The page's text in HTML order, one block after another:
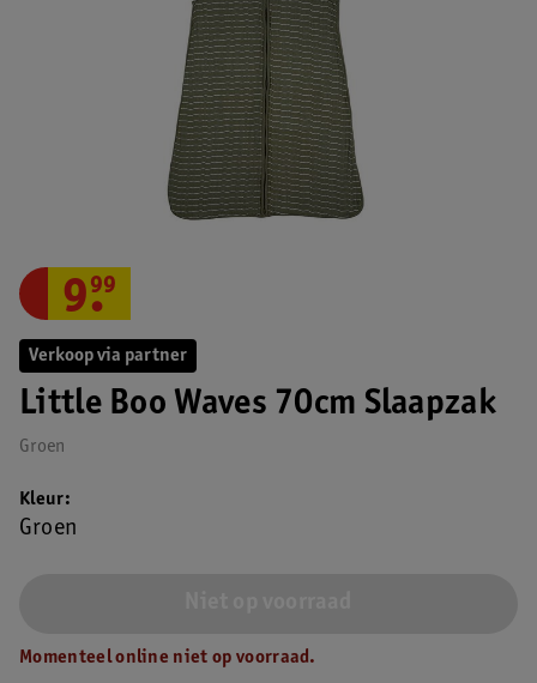
Verkoop via partner
Little Boo Waves 70cm Slaapzak
Groen
9.
99
Kleur
Groen
Momenteel online niet op voorraad.